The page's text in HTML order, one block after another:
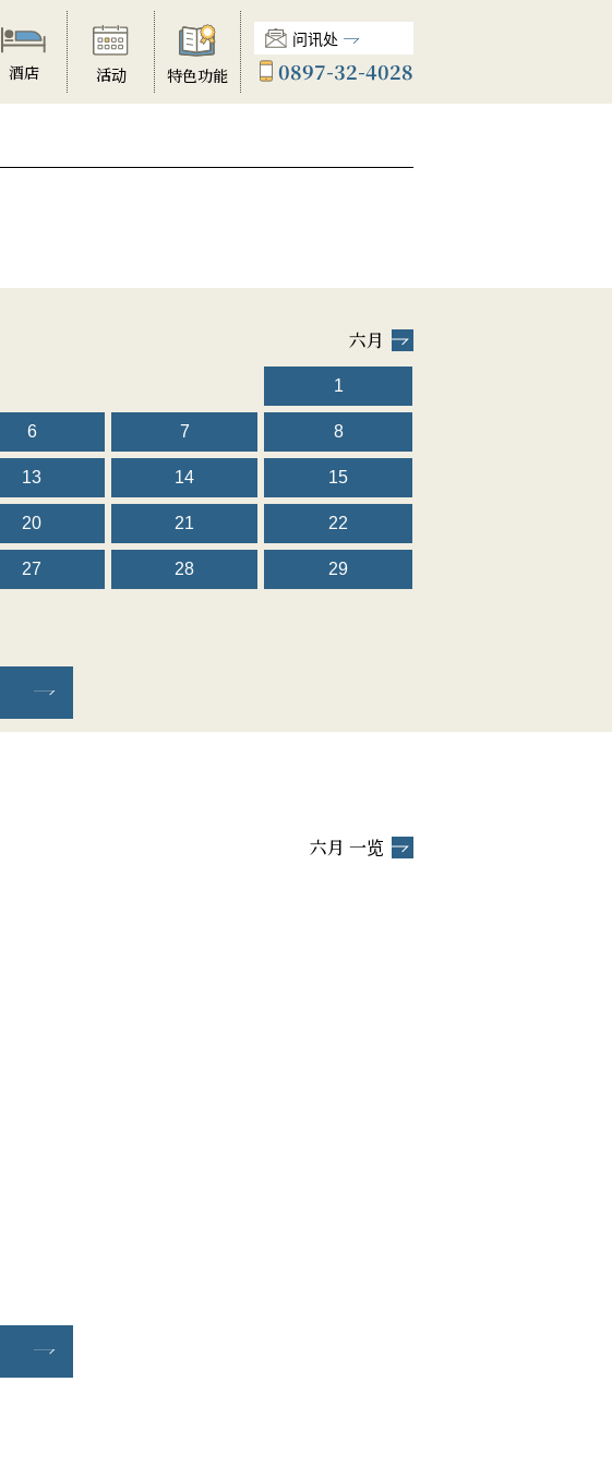
酒店 活动 特色功能
问讯处
0897-32-4028
六月
1
6 7 8
13 14 15
20 21 22
27 28 29
六月 一览